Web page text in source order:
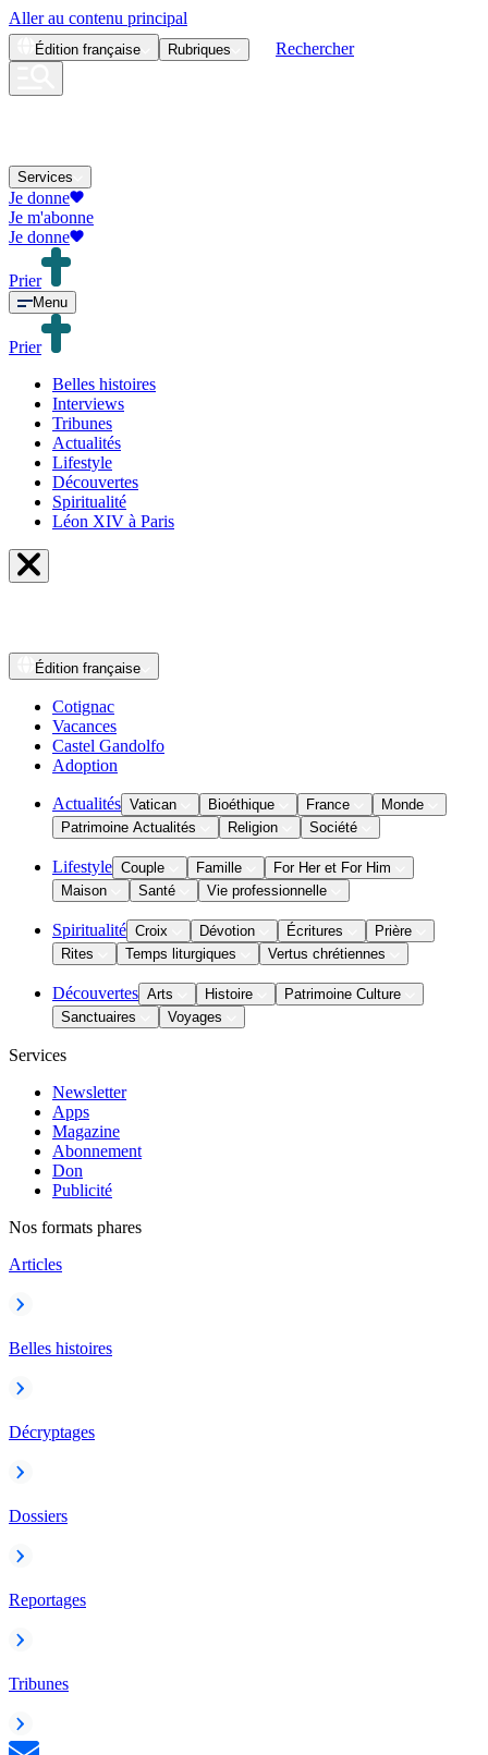
Aller au contenu principal
Édition française Rubriques Rechercher
Services
Je donne
Je m'abonne
Je donne
Prier
Menu
Prier
Belles histoires
Interviews
Tribunes
Actualités
Lifestyle
Découvertes
Spiritualité
Léon XIV à Paris
Édition française
Cotignac
Vacances
Castel Gandolfo
Adoption
Actualités Vatican Bioéthique France
Monde
Patrimoine Actualités
Religion Société
Lifestyle Couple Famille
For Her et For Him
Maison
Santé Vie professionnelle
Spiritualité Croix Dévotion Écritures
Prière
Rites
Temps liturgiques Vertus chrétiennes
Découvertes Arts Histoire
Patrimoine Culture
Sanctuaires
Voyages
Services
Newsletter
Apps
Magazine
Abonnement
Don
Publicité
Nos formats phares
Articles
Belles histoires
Décryptages
Dossiers
Reportages
Tribunes